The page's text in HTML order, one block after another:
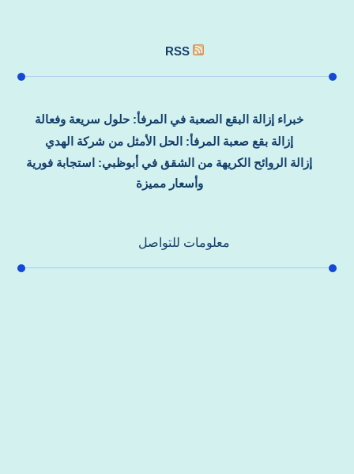
RSS
خبراء إزالة البقع الصعبة في المرفأ: حلول سريعة وفعالة
إزالة بقع صعبة المرفأ: الحل الأمثل من شركة الهدي
إزالة الروائح الكريهة من الشقق في أبوظبي: استجابة فورية
وأسعار مميزة
معلومات للتواصل